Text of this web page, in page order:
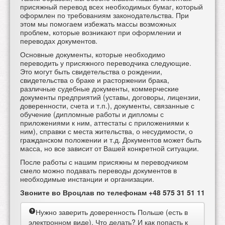
присяжный перевод всех необходимых бумаг, который
оформлен по требованиям законодательства. При
этом мы помогаем избежать массы возможных
проблем, которые возникают при оформлении и
переводах документов.
Основные документы, которые необходимо
переводить у присяжного переводчика следующие.
Это могут быть свидетельства о рождении,
свидетельства о браке и расторжении брака,
различные судебные документы, коммерческие
документы предприятий (уставы, договоры, лицензии,
доверенности, счета и т.п.), документы, связанные с
обучение (дипломные работы и дипломы с
приложениями к ним, аттестаты с приложениями к
ним), справки с места жительства, о несудимости, о
гражданском положении и т.д. Документов может быть
масса, но все зависит от Вашей конкретной ситуации.
После работы с нашим присяжны м переводчиком
смело можно подавать переводы документов в
необходимые инстанции и организации.
Звоните во Вроцлав по телефонам +48 575 31 51 11
Нужно заверить доверенность Польше (есть в
электронном виде). Что делать? И как попасть к